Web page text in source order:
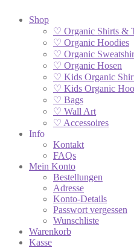
Shop
♡ Organic Shirts &
♡ Organic Hoodies
♡ Organic
♡ Organic Hosen
♡ Kids Organic
♡ Kids Organic
♡ Bags
♡ Wall Art
♡ Accessoires
Info
Kontakt
FAQs
Mein Konto
Bestellungen
Adresse
Konto-Details
Passwort vergessen
Wunschliste
Warenkorb
Kasse